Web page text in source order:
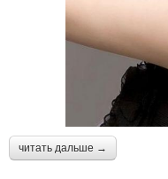
читать дальше →